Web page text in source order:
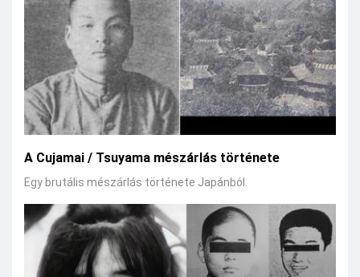
A Cujamai / Tsuyama mészárlás története
Egy brutális mészárlás története Japánból.